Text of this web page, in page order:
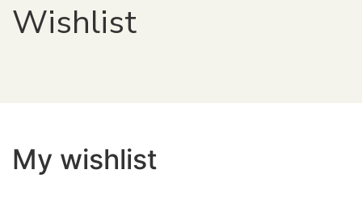
Wishlist
My wishlist